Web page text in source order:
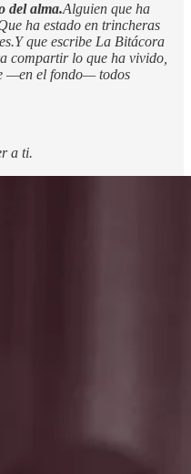
del alma.Alguien que ha
ha estado en trincheras
que escribe La Bitácora
compartir lo que ha vivido,
—en el fondo— todos
a ti.